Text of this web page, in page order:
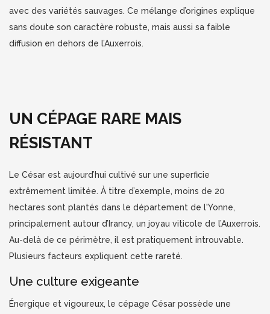
avec des variétés sauvages. Ce mélange d’origines explique
sans doute son caractère robuste, mais aussi sa faible
diffusion en dehors de l’Auxerrois.
UN CÉPAGE RARE MAIS
RÉSISTANT
Le César est aujourd’hui cultivé sur une superficie
extrêmement limitée. À titre d’exemple, moins de 20
hectares sont plantés dans le département de l'Yonne,
principalement autour d’Irancy, un joyau viticole de l’Auxerrois.
Au-delà de ce périmètre, il est pratiquement introuvable.
Plusieurs facteurs expliquent cette rareté.
Une culture exigeante
Énergique et vigoureux, le cépage César possède une